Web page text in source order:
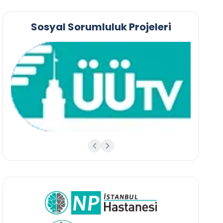
Sosyal Sorumluluk Projeleri